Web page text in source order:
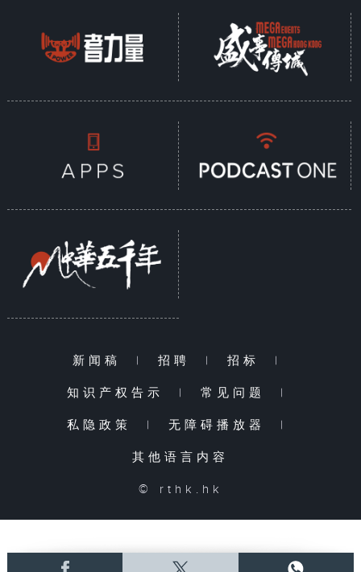
新闻稿 | 招聘 | 招标 |
知识产权告示 | 常见问题 |
私隐政策 | 无障碍播放器 |
其他语言内容
© rthk.hk